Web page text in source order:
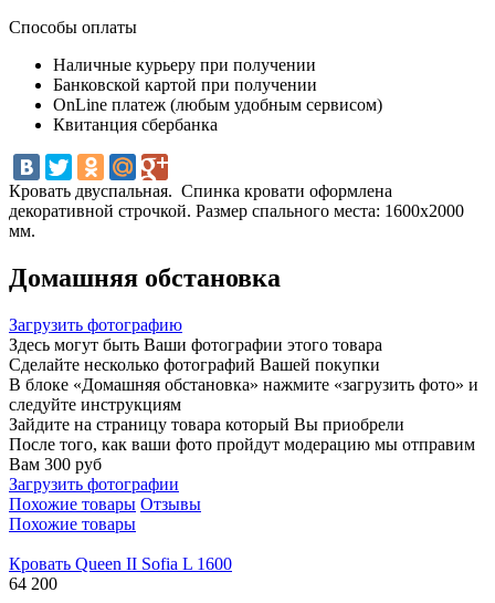
Способы оплаты
Наличные курьеру при получении
Банковской картой при получении
OnLine платеж (любым удобным сервисом)
Квитанция сбербанка
Кровать двуспальная. Спинка кровати оформлена
декоративной строчкой. Размер спального места: 1600х2000
мм.
Домашняя обстановка
Загрузить фотографию
Здесь могут быть Ваши фотографии этого товара
Сделайте несколько фотографий Вашей покупки
В блоке «Домашняя обстановка» нажмите «загрузить фото» и
следуйте инструкциям
Зайдите на страницу товара который Вы приобрели
После того, как ваши фото пройдут модерацию мы отправим
Вам 300 руб
Загрузить фотографии
Похожие товары Отзывы
Похожие товары
Кровать Queen II Sofia L 1600
64 200